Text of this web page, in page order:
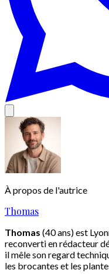
À propos de l'autrice
Thomas
Thomas (40 ans) est
reconverti en rédacteur
il mêle son regard
les brocantes et les